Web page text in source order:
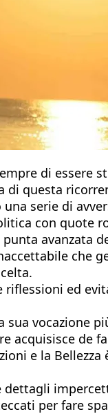
di
questa
serie di
con quote
ed
sua
acquisisce de
e la
per fare